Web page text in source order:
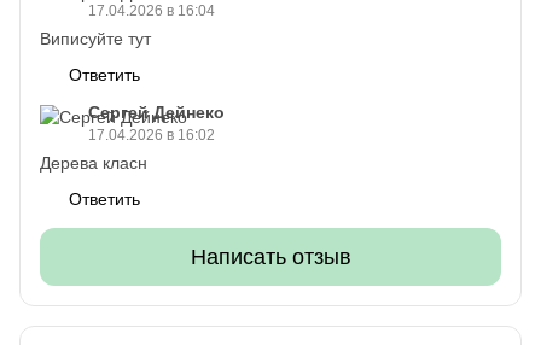
17.04.2026 в 16:04
Виписуйте тут
Ответить
Сергей Дейнеко
17.04.2026 в 16:02
Дерева класн
Ответить
Написать отзыв